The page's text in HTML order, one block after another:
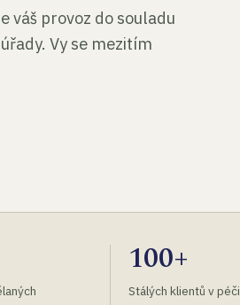
váš provoz do souladu
Vy se mezitím
100+
Stálých klientů v péči